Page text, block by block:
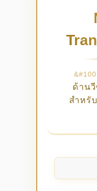
ด้าน
สำหรั